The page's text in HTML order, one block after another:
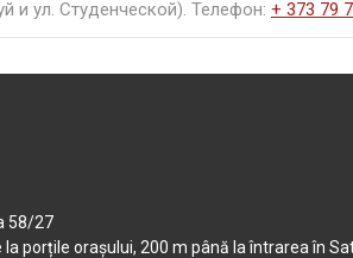
и ул. Студенческой). Телефон: + 373 79
58/27
la porțile orașului, 200 m până la întrarea în